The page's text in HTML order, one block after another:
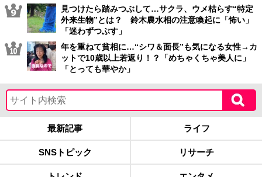
見つけたら踏みつぶして…サクラ、ウメ枯らす“特定
外来生物”とは？ 鈴木農水相の注意喚起に「怖い」
「迷わずつぶす」
年を重ねて貧相に…“シワ＆面長”も気になる女性→カ
ットで10歳以上若返り！？「めちゃくちゃ美人に」
「とっても華やか」
最新記事 ライフ
SNSトピック リサーチ